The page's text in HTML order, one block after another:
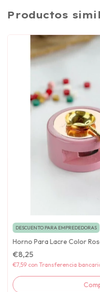
Productos
DESCUENTO PARA EMPREDEDORAS
Horno Para Lacre Color
€8,25
€7,59 con Transferencia